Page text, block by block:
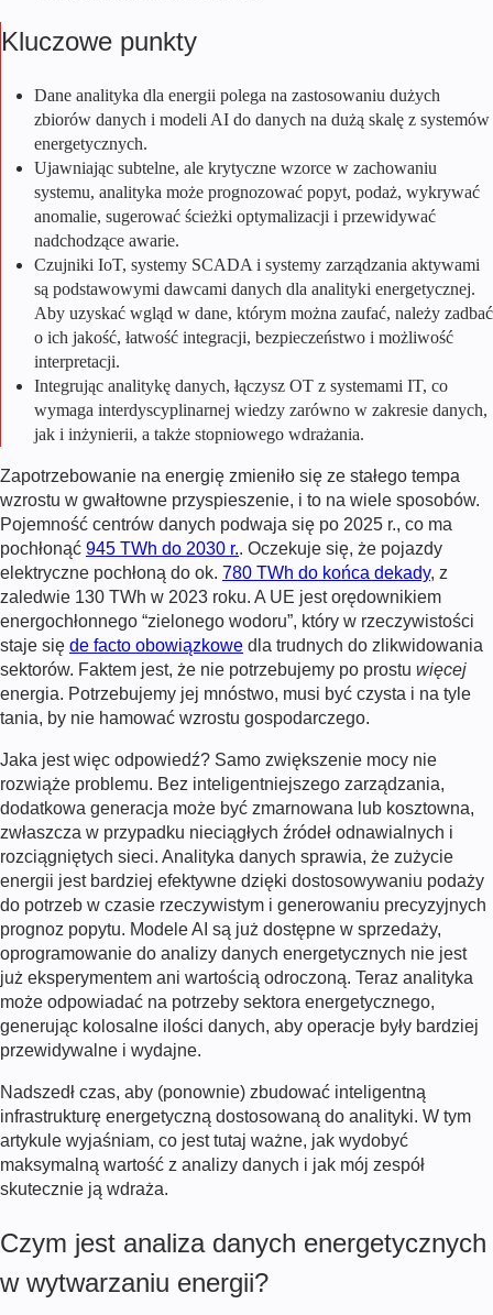
Kluczowe punkty
Dane analityka dla energii polega na zastosowaniu dużych
zbiorów danych i modeli AI do danych na dużą skalę z systemów
energetycznych.
Ujawniając subtelne, ale krytyczne wzorce w zachowaniu
systemu, analityka może prognozować popyt, podaż, wykrywać
anomalie, sugerować ścieżki optymalizacji i przewidywać
nadchodzące awarie.
Czujniki IoT, systemy SCADA i systemy zarządzania aktywami
są podstawowymi dawcami danych dla analityki energetycznej.
Aby uzyskać wgląd w dane, którym można zaufać, należy zadbać
o ich jakość, łatwość integracji, bezpieczeństwo i możliwość
interpretacji.
Integrując analitykę danych, łączysz OT z systemami IT, co
wymaga interdyscyplinarnej wiedzy zarówno w zakresie danych,
jak i inżynierii, a także stopniowego wdrażania.
Zapotrzebowanie na energię zmieniło się ze stałego tempa
wzrostu w gwałtowne przyspieszenie, i to na wiele sposobów.
Pojemność centrów danych podwaja się po 2025 r., co ma
pochłonąć 945 TWh do 2030 r.. Oczekuje się, że pojazdy
elektryczne pochłoną do ok. 780 TWh do końca dekady, z
zaledwie 130 TWh w 2023 roku. A UE jest orędownikiem
energochłonnego “zielonego wodoru”, który w rzeczywistości
staje się de facto obowiązkowe dla trudnych do zlikwidowania
sektorów. Faktem jest, że nie potrzebujemy po prostu więcej
energia. Potrzebujemy jej mnóstwo, musi być czysta i na tyle
tania, by nie hamować wzrostu gospodarczego.
Jaka jest więc odpowiedź? Samo zwiększenie mocy nie
rozwiąże problemu. Bez inteligentniejszego zarządzania,
dodatkowa generacja może być zmarnowana lub kosztowna,
zwłaszcza w przypadku nieciągłych źródeł odnawialnych i
rozciągniętych sieci. Analityka danych sprawia, że zużycie
energii jest bardziej efektywne dzięki dostosowywaniu podaży
do potrzeb w czasie rzeczywistym i generowaniu precyzyjnych
prognoz popytu. Modele AI są już dostępne w sprzedaży,
oprogramowanie do analizy danych energetycznych nie jest
już eksperymentem ani wartością odroczoną. Teraz analityka
może odpowiadać na potrzeby sektora energetycznego,
generując kolosalne ilości danych, aby operacje były bardziej
przewidywalne i wydajne.
Nadszedł czas, aby (ponownie) zbudować inteligentną
infrastrukturę energetyczną dostosowaną do analityki. W tym
artykule wyjaśniam, co jest tutaj ważne, jak wydobyć
maksymalną wartość z analizy danych i jak mój zespół
skutecznie ją wdraża.
Czym jest analiza danych energetycznych
w wytwarzaniu energii?